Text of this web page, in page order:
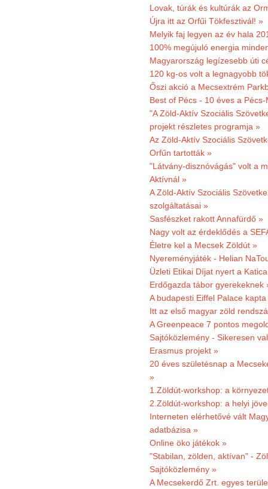
Lovak, túrák és kultúrák az
Újra itt az Orfűi Tökfesztivál! »
Melyik faj legyen az év hala
100% megújuló energia
Magyarország legízesebb úti
120 kg-os volt a legnagyobb
Őszi akció a Mecsextrém
Best of Pécs - 10 éves a
"A Zöld-Aktív Szociális
projekt részletes programja »
Az Zöld-Aktív Szociális
Orfűn tartották »
"Látvány-disznóvágás" volt a
Aktívnál »
A Zöld-Aktív Szociális
szolgáltatásai »
Sasfészket rakott Annafürdő »
Nagy volt az érdeklődés a
Életre kel a Mecsek Zöldút »
Nyereményjáték - Helian
Üzleti Etikai Díjat nyert a
Erdőgazda tábor gyerekeknek
A budapesti Eiffel Palace
Itt az első magyar zöld
A Greenpeace 7 pontos
Sajtóközlemény - Sikeresen
Erasmus projekt »
20 éves születésnap a
»
1.Zöldút-workshop: a
2.Zöldút-workshop: a helyi
Interneten elérhetővé vált
adatbázisa »
Online öko játékok »
"Stabilan, zölden, aktívan" -
Sajtóközlemény »
A Mecsekerdő Zrt. egyes